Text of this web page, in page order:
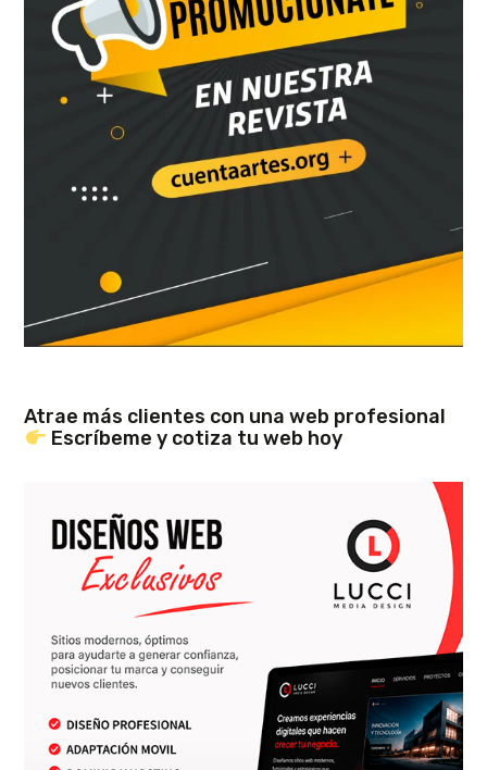
Atrae más clientes con una web profesional
Escríbeme y cotiza tu web hoy